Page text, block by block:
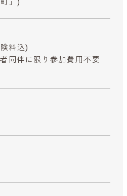
」)
料込)
同伴に限り参加費用不要